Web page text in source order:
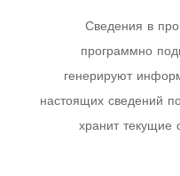
Сведения в
программно
генерируют
настоящих сведений
хранит текущие